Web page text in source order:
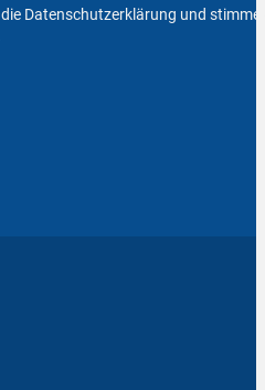
Datenschutzerklärung und